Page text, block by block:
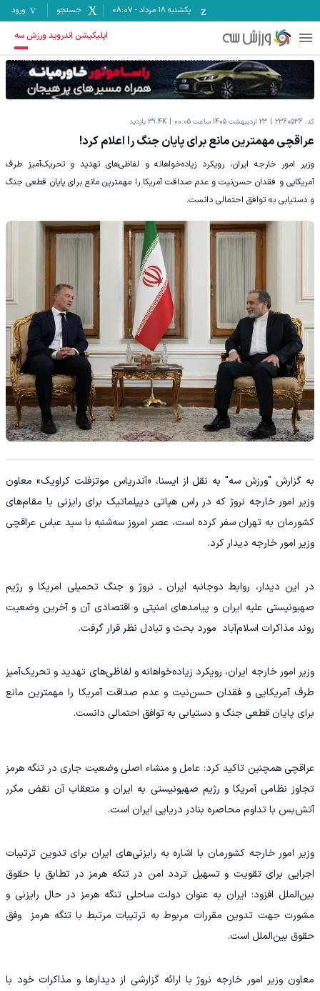
یکشنبه ۱۸ مرداد -
08:07 جستجو ورود
اپلیکیشن اندروید ورزش سه
کد: 2360536 23 اردیبهشت 1405 ساعت 00:05 39.4K بازدید
عراقچی مهمترین مانع برای پایان جنگ را اعلام کرد!
وزیر امور خارجه ایران، رویکرد زیاده‌خواهانه و لفاظی‌های تهدید و تحریک‌آمیز طرف
آمریکایی و فقدان حسن‌نیت و عدم صداقت آمریکا را مهمترین مانع برای پایان قطعی جنگ
و دستیابی به توافق احتمالی دانست.
به گزارش "ورزش سه" به نقل از ایسنا، «آندریاس موتزفلت کراویک» معاون
وزیر امور خارجه نروژ که در راس هیاتی دیپلماتیک برای رایزنی با مقام‌های
کشورمان به تهران سفر کرده است، عصر امروز سه‌شنبه با سید عباس عراقچی
وزیر امور خارجه دیدار کرد.
در این دیدار، روابط دوجانبه ایران ـ نروژ و جنگ تحمیلی امریکا و رژیم
صهیونیستی علیه ایران و پیامدهای امنیتی و اقتصادی آن و آخرین وضعیت
روند مذاکرات اسلام‌آباد مورد بحث و تبادل نظر قرار گرفت.
وزیر امور خارجه ایران، رویکرد زیاده‌خواهانه و لفاظی‌های تهدید و تحریک‌آمیز
طرف آمریکایی و فقدان حسن‌نیت و عدم صداقت آمریکا را مهمترین مانع
برای پایان قطعی جنگ و دستیابی به توافق احتمالی دانست.
عراقچی همچنین تاکید کرد: عامل و منشاء اصلی وضعیت جاری در تنگه هرمز
تجاوز نظامی آمریکا و رژیم صهیونیستی به ایران و متعقاب آن نقض مکرر
آتش‌بس با تداوم محاصره بنادر دریایی ایران است.
وزیر امور خارجه کشورمان با اشاره به رایزنی‌های ایران برای تدوین ترتیبات
اجرایی برای تقویت و تسهیل تردد امن در تنگه هرمز در تطابق با حقوق
بین‌الملل افزود: ایران به عنوان دولت ساحلی تنگه هرمز در حال رایزنی و
مشورت جهت تدوین مقررات مربوط به ترتیبات مرتبط با تنگه هرمز وفق
حقوق بین‌الملل است.
معاون وزیر امور خارجه نروژ با ارائه گزارشی از دیدارها و مذاکرات خود با